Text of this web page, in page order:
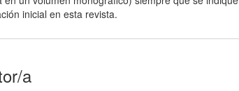
inicial en esta revista.
a